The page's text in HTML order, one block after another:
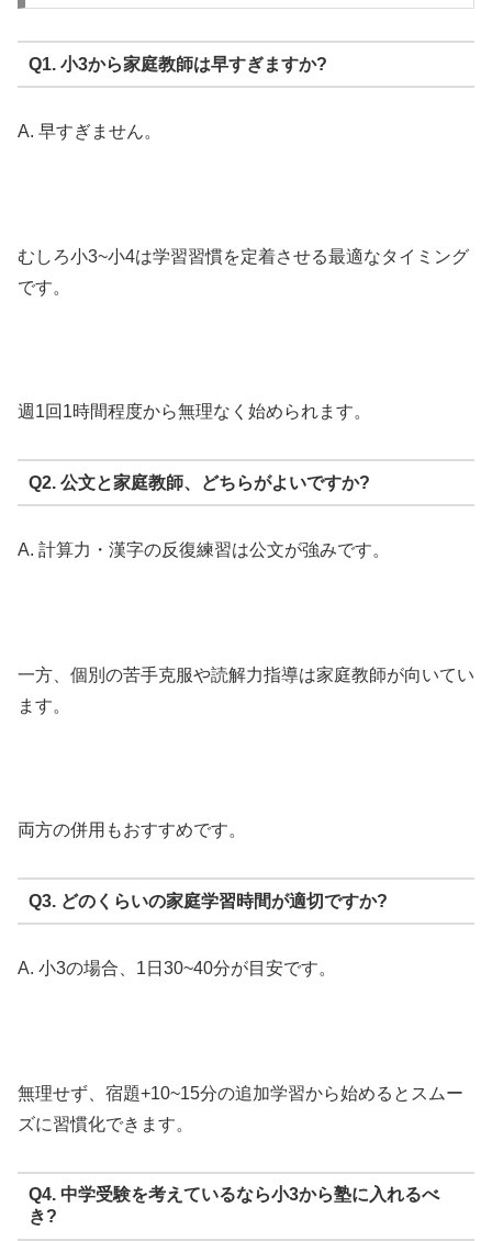
Q1. 小3から家庭教師は早すぎますか?
A. 早すぎません。
むしろ小3~小4は学習習慣を定着させる最適なタイミング
です。
週1回1時間程度から無理なく始められます。
Q2. 公文と家庭教師、どちらがよいですか?
A. 計算力・漢字の反復練習は公文が強みです。
一方、個別の苦手克服や読解力指導は家庭教師が向いてい
ます。
両方の併用もおすすめです。
Q3. どのくらいの家庭学習時間が適切ですか?
A. 小3の場合、1日30~40分が目安です。
無理せず、宿題+10~15分の追加学習から始めるとスムー
ズに習慣化できます。
Q4. 中学受験を考えているなら小3から塾に入れるべ
き?